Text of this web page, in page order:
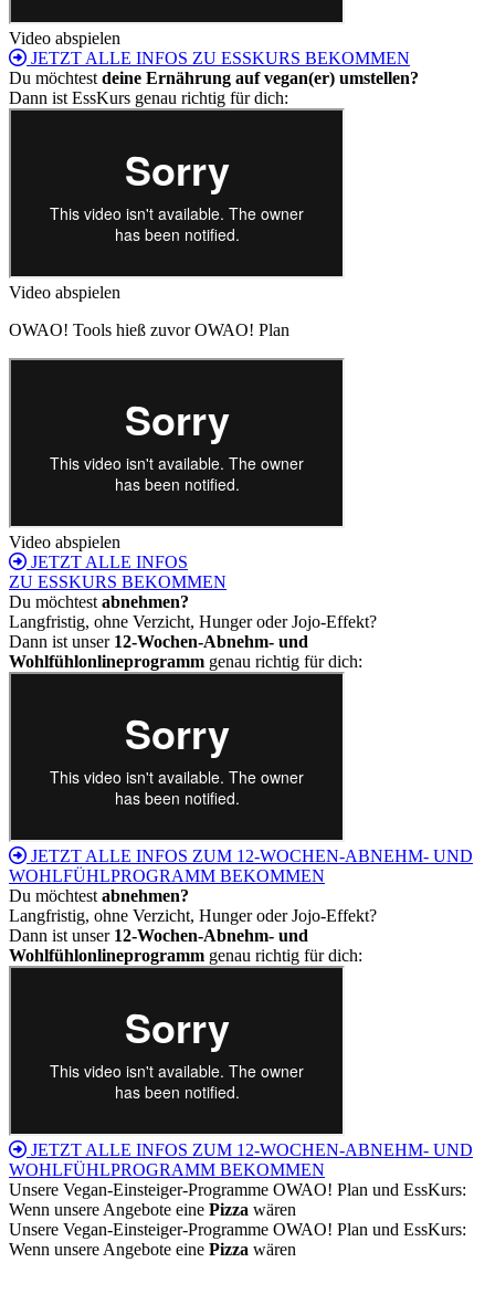
Video abspielen
JETZT ALLE INFOS ZU ESSKURS BEKOMMEN
Du möchtest deine Ernährung auf vegan(er) umstellen?
Dann ist EssKurs genau richtig für dich:
Video abspielen
OWAO! Tools hieß zuvor OWAO! Plan
Video abspielen
JETZT ALLE INFOS
ZU ESSKURS BEKOMMEN
Du möchtest abnehmen?
Langfristig, ohne Verzicht, Hunger oder Jojo-Effekt?
Dann ist unser 12-Wochen-Abnehm- und
Wohlfühlonlineprogramm genau richtig für dich:
JETZT ALLE INFOS ZUM 12-WOCHEN-ABNEHM- UND
WOHLFÜHLPROGRAMM BEKOMMEN
Du möchtest abnehmen?
Langfristig, ohne Verzicht, Hunger oder Jojo-Effekt?
Dann ist unser 12-Wochen-Abnehm- und
Wohlfühlonlineprogramm genau richtig für dich:
JETZT ALLE INFOS ZUM 12-WOCHEN-ABNEHM- UND
WOHLFÜHLPROGRAMM BEKOMMEN
Unsere Vegan-Einsteiger-Programme OWAO! Plan und EssKurs:
Wenn unsere Angebote eine Pizza wären
Unsere Vegan-Einsteiger-Programme OWAO! Plan und EssKurs:
Wenn unsere Angebote eine Pizza wären